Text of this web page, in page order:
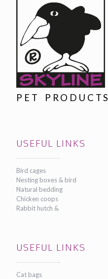
PET PRODUCTS
USEFUL LINKS
Bird cages
Nesting boxes & bird
Natural bedding
Chicken coops
Rabbit hutch &
USEFUL LINKS
Cat bags